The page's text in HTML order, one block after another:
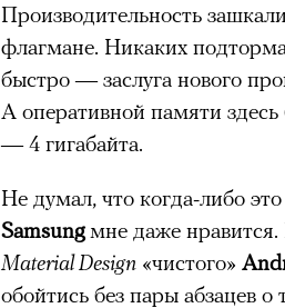
Производительность
флагмане. Никаких
быстро — заслуга нового
А оперативной памяти
— 4 гигабайта.
Не думал, что когда-либо
Samsung мне даже
Material Design «чистого»
обойтись без пары абзацев
горах Австриипогибли309
максимумом для региона. В
несчастных случаев в горах
Shimbun классифицирует
вести»). На Эвересте в 2024
альпинистов, а в 2025-м —
сообщества стал октябрь
Дхаулагири в Непале
опытных альпинистов. Год